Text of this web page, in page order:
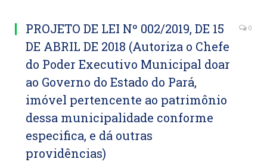
PROJETO DE LEI Nº 002/2019, DE 15
DE ABRIL DE 2018 (Autoriza o Chefe
do Poder Executivo Municipal doar
ao Governo do Estado do Pará,
imóvel pertencente ao patrimônio
dessa municipalidade conforme
especifica, e dá outras
providências)
0